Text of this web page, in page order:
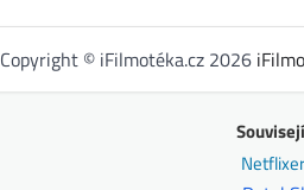
Copyright © iFilmotéka.cz 2026